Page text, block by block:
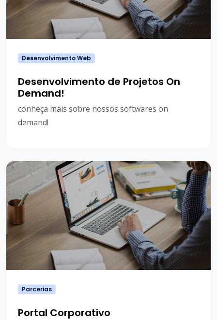
Desenvolvimento Web
Desenvolvimento de Projetos On
Demand!
conheça mais sobre nossos softwares on
demand!
Parcerias
Portal Corporativo